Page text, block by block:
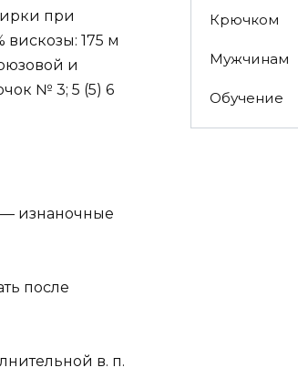
при
вискозы: 175 м
и
№ 3; 5 (5) 6
изнаночные
после
в. п.
Крючком
Мужчинам
Обучение